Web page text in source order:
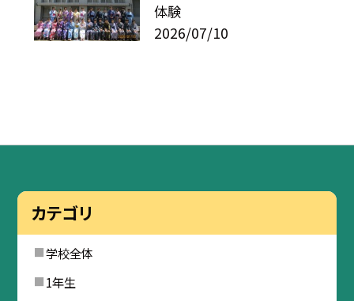
体験
2026/07/10
カテゴリ
学校全体
1年生